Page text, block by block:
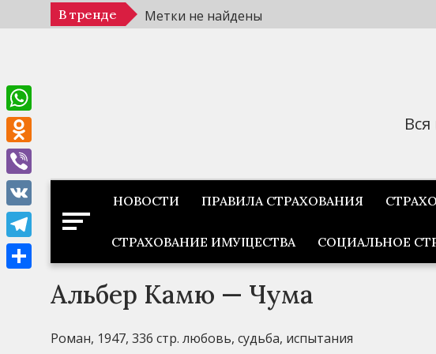
к
В тренде Метки не найдены
НОВОСТИ ПРАВИЛА СТРАХОВАНИЯ
СТРАХОВАНИЕ ИМУЩЕСТВА СОЦИАЛЬНОЕ
Альбер Камю — Чума
Роман, 1947, 336 стр. любовь, судьба, испытания
WhatsApp
Odnoklassniki
Viber
VK
Telegram
Отправить